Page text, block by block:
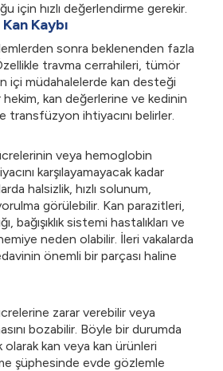
için hızlı değerlendirme gerekir.
Kaybı
sonra beklenenden fazla
travma cerrahileri, tümör
içi müdahalelerde kan desteği
kan değerlerine ve kedinin
transfüzyon ihtiyacını belirler.
veya hemoglobin
karşılayamayacak kadar
halsizlik, hızlı solunum,
görülebilir. Kan parazitleri,
bağışıklık sistemi hastalıkları ve
neden olabilir. İleri vakalarda
önemli bir parçası haline
zarar verebilir veya
bozabilir. Böyle bir durumda
kan veya kan ürünleri
şüphesinde evde gözlemle